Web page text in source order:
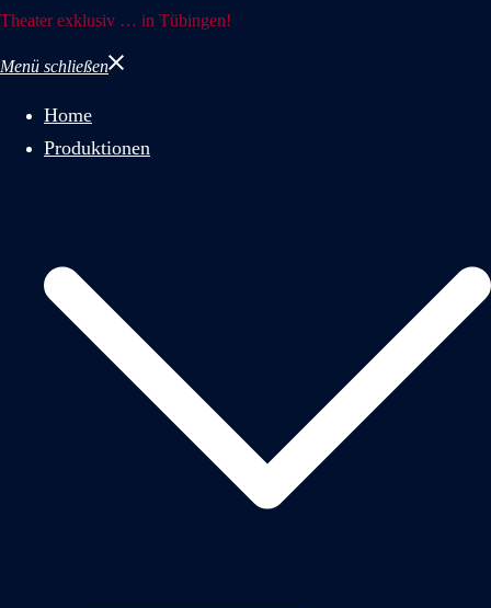
Theater exklusiv … in Tübingen!
Menü schließen
Home
Produktionen